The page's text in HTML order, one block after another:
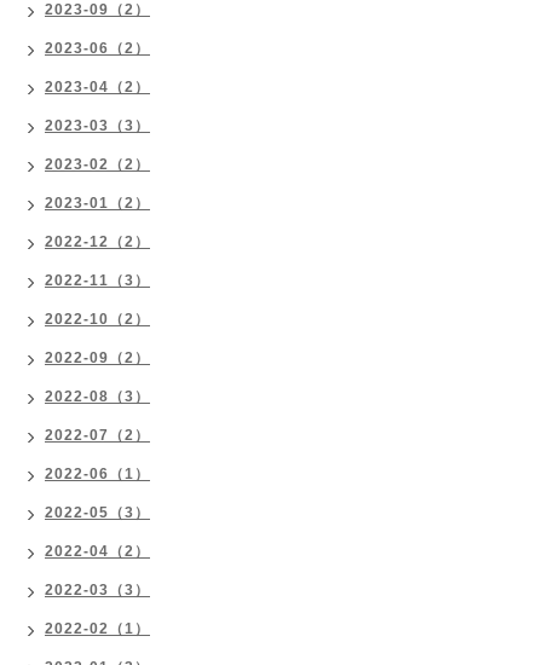
2023-09（2）
2023-06（2）
2023-04（2）
2023-03（3）
2023-02（2）
2023-01（2）
2022-12（2）
2022-11（3）
2022-10（2）
2022-09（2）
2022-08（3）
2022-07（2）
2022-06（1）
2022-05（3）
2022-04（2）
2022-03（3）
2022-02（1）